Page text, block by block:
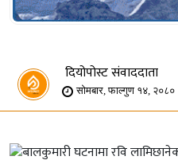
दियोपोस्ट संवाददाता
सोमबार, फाल्गुण १४, २०८०